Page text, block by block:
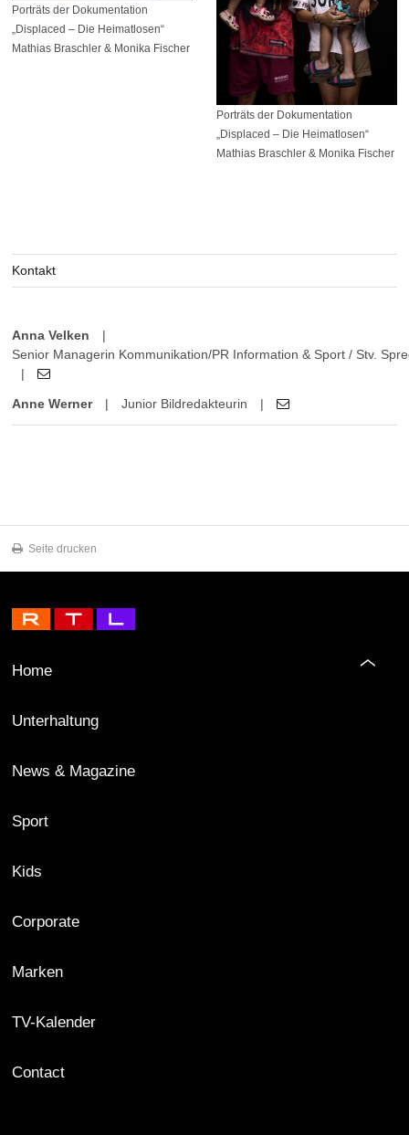
Porträts der Dokumentation
„Displaced – Die Heimatlosen“
Mathias Braschler & Monika Fischer
Porträts der Dokumentation
„Displaced – Die Heimatlosen“
Mathias Braschler & Monika Fischer
Kontakt
Anna Velken
|
Senior Managerin Kommunikation/PR Information & Sport / Stv.
|
Anne Werner | Junior Bildredakteurin |
Seite drucken
Home
Unterhaltung
News & Magazine
Sport
Kids
Corporate
Marken
TV-Kalender
Contact